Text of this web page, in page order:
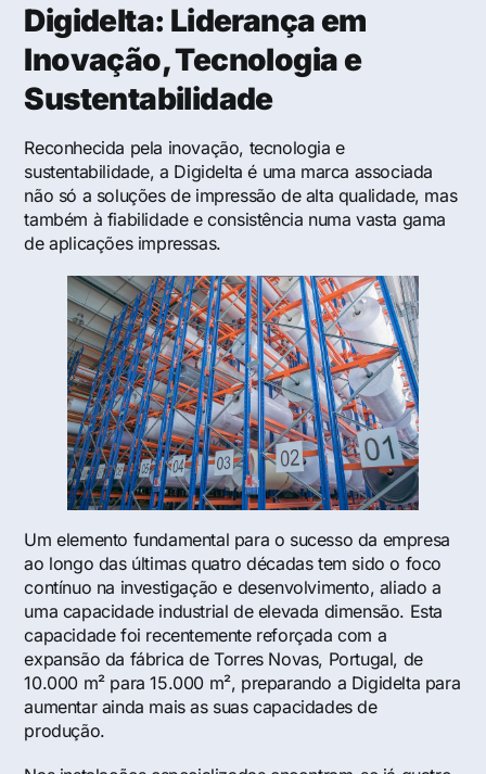
Digidelta: Liderança em
Inovação, Tecnologia e
Sustentabilidade
Reconhecida pela inovação, tecnologia e
sustentabilidade, a Digidelta é uma marca associada
não só a soluções de impressão de alta qualidade, mas
também à fiabilidade e consistência numa vasta gama
de aplicações impressas.
Um elemento fundamental para o sucesso da empresa
ao longo das últimas quatro décadas tem sido o foco
contínuo na investigação e desenvolvimento, aliado a
uma capacidade industrial de elevada dimensão. Esta
capacidade foi recentemente reforçada com a
expansão da fábrica de Torres Novas, Portugal, de
10.000 m² para 15.000 m², preparando a Digidelta para
aumentar ainda mais as suas capacidades de
produção.